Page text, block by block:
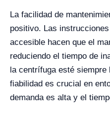
La facilidad de
positivo. Las
accesible hacen que el
reduciendo el tiempo de
la centrífuga esté
fiabilidad es crucial en
demanda es alta y el